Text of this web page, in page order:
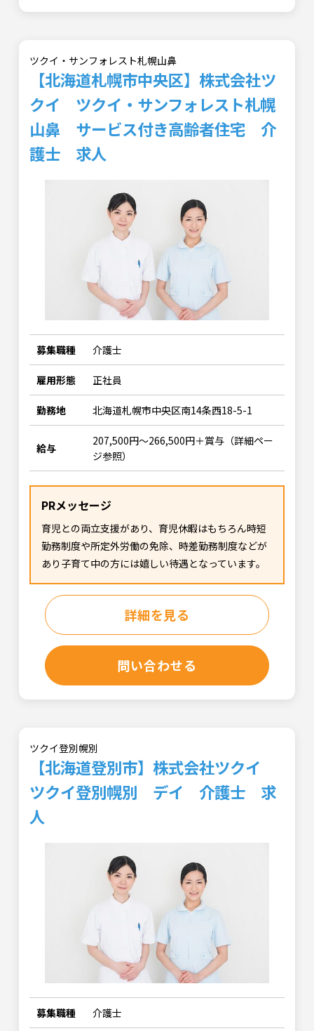
ツクイ・サンフォレスト札幌山鼻
【北海道札幌市中央区】株式会社ツ
クイ ツクイ・サンフォレスト札幌
山鼻 サービス付き高齢者住宅 介
護士 求人
募集職種 介護士
雇用形態 正社員
勤務地 北海道札幌市中央区南14条西18-5-1
給与
207,500円～266,500円＋賞与（詳細ペー
ジ参照）
PRメッセージ
育児との両立支援があり、育児休暇はもちろん時短
勤務制度や所定外労働の免除、時差勤務制度などが
あり子育て中の方には嬉しい待遇となっています。
詳細を見る
問い合わせる
ツクイ登別幌別
【北海道登別市】株式会社ツクイ
ツクイ登別幌別 デイ 介護士 求
人
募集職種 介護士